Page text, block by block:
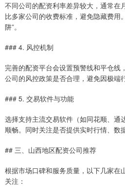
不同公司的配资利率差异较大，通常在
比多家公司的收费标准，避免隐藏费用
阱”。
### 4. 风控机制
完善的配资平台会设置预警线和平仓线
公司的风控政策是否合理，避免因极端
### 5. 交易软件与功能
选择支持主流交易软件（如同花顺、通
顺畅。同时关注是否提供实时行情、数
## 三、山西地区配资公司推荐
根据市场口碑和服务质量，以下几家在
关注：